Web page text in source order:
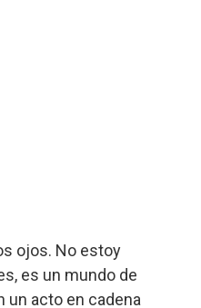
ojos. No estoy
es un mundo de
un acto en cadena